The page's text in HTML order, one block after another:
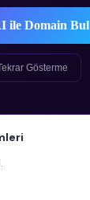
ile Domain Bul
Gösterme
Demo Site
Demo Admin